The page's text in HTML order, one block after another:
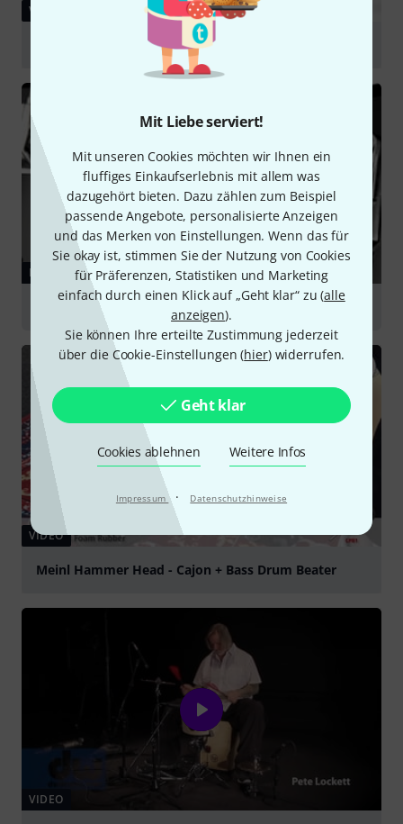
Mit Liebe serviert!
Mit unseren Cookies möchten wir Ihnen ein
fluffiges Einkaufserlebnis mit allem was
dazugehört bieten. Dazu zählen zum Beispiel
passende Angebote, personalisierte Anzeigen
und das Merken von Einstellungen. Wenn das für
Sie okay ist, stimmen Sie der Nutzung von Cookies
für Präferenzen, Statistiken und Marketing
einfach durch einen Klick auf „Geht klar“ zu (alle
anzeigen).
Sie können Ihre erteilte Zustimmung jederzeit
über die Cookie-Einstellungen (hier) widerrufen.
Geht klar
Cookies ablehnen Weitere Infos
Impressum · Datenschutzhinweise
VIDEO
Millenium PD-669 Doppelfussmaschine
RATGEBER
Drum Hardware
VIDEO
Meinl Hammer Head - Cajon + Bass Drum Beater
VIDEO